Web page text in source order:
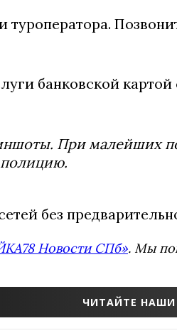
банковской картой
При малейших
полицию.
без
Новости СПб». Мы
ЧИТАЙТЕ